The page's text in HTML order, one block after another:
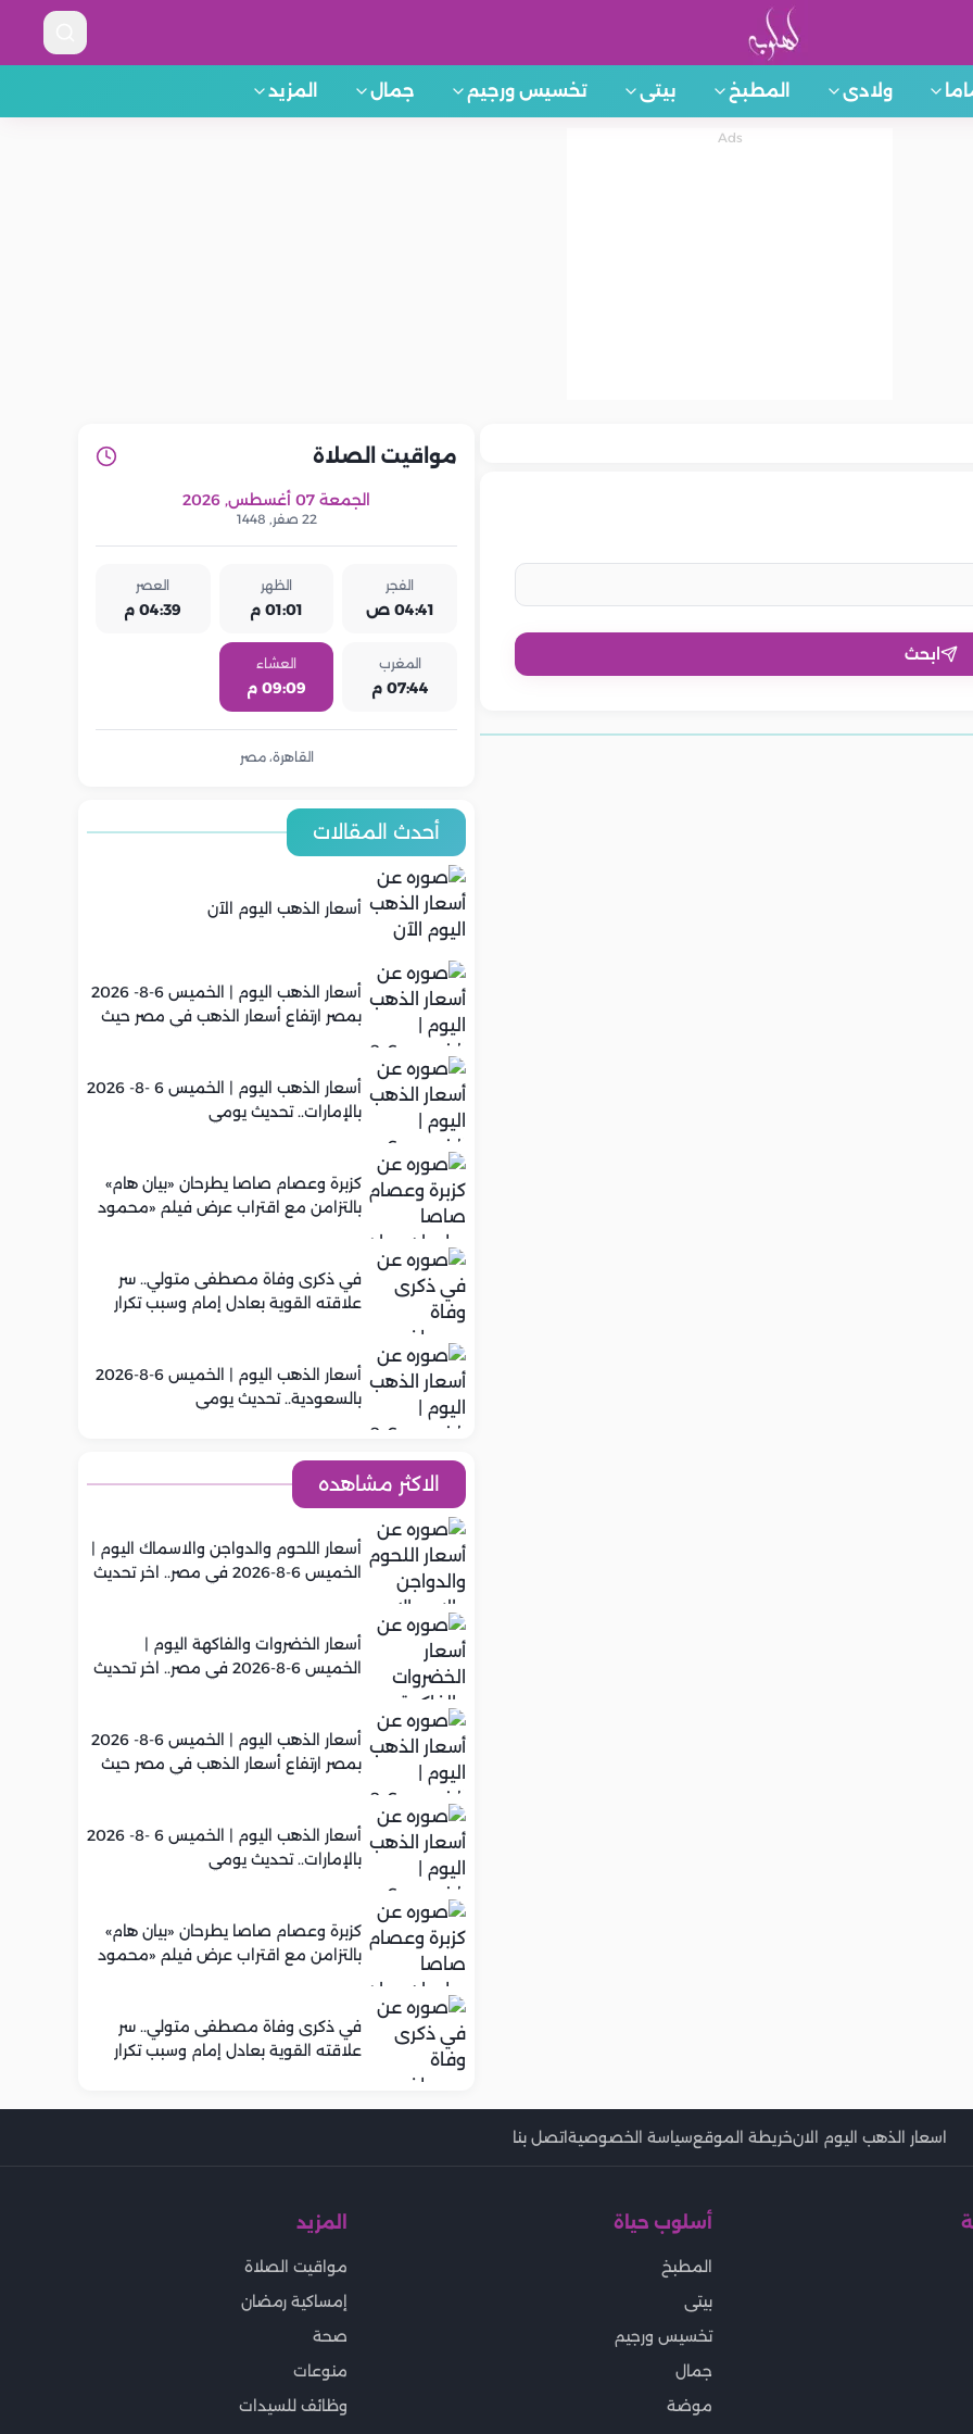
ولادى المطبخ بيتى تخسيس ورجيم جمال المزيد
ابحث
للبشرة.. وأضرار
التركية بدون سكر..
فوائد القهوة التركية على الريق..
للنساء..
مواقيت الصلاة
الجمعة 07 أغسطس, 2026
22 صفر, 1448
الفجر
04:41 ص
الظهر
01:01 م
العصر
04:39 م
المغرب
07:44 م
العشاء
09:09 م
القاهرة، مصر
أحدث المقالات
أسعار الذهب اليوم الآن
أسعار الذهب اليوم | الخميس 6-8- 2026
بمصر ارتفاع أسعار الذهب في مصر حيث
أسعار الذهب اليوم | الخميس 6 -8- 2026
بالإمارات.. تحديث يومي
كزبرة وعصام صاصا يطرحان «بيان هام»
بالتزامن مع اقتراب عرض فيلم «محمود
في ذكرى وفاة مصطفى متولي.. سر
علاقته القوية بعادل إمام وسبب تكرار
أسعار الذهب اليوم | الخميس 6-8-2026
بالسعودية.. تحديث يومي
الاكثر مشاهده
أسعار اللحوم والدواجن والاسماك اليوم |
الخميس 6-8-2026 في مصر.. اخر تحديث
أسعار الخضروات والفاكهة اليوم |
الخميس 6-8-2026 في مصر.. اخر تحديث
أسعار الذهب اليوم | الخميس 6-8- 2026
بمصر ارتفاع أسعار الذهب في مصر حيث
أسعار الذهب اليوم | الخميس 6 -8- 2026
بالإمارات.. تحديث يومي
كزبرة وعصام صاصا يطرحان «بيان هام»
بالتزامن مع اقتراب عرض فيلم «محمود
في ذكرى وفاة مصطفى متولي.. سر
علاقته القوية بعادل إمام وسبب تكرار
اسعار الذهب اليوم الانخريطة الموقعسياسة الخصوصيةاتصل بنا
أسلوب حياة
المطبخ
بيتى
تخسيس ورجيم
جمال
موضة
المزيد
مواقيت الصلاة
إمساكية رمضان
صحة
منوعات
وظائف للسيدات